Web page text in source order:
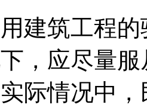
筑工程的
，应尽量服
际情况中